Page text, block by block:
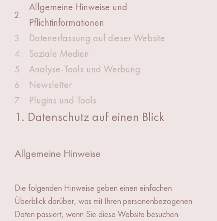
2.
Allgemeine Hinweise und
Pflichtinformationen
3. Datenerfassung auf dieser Website
4. Soziale Medien
5. Analyse-Tools und Werbung
6. Newsletter
7. Plugins und Tools
1. Datenschutz auf einen Blick
Allgemeine Hinweise
Die folgenden Hinweise geben einen einfachen
Überblick darüber, was mit Ihren personenbezogenen
Daten passiert, wenn Sie diese Website besuchen.